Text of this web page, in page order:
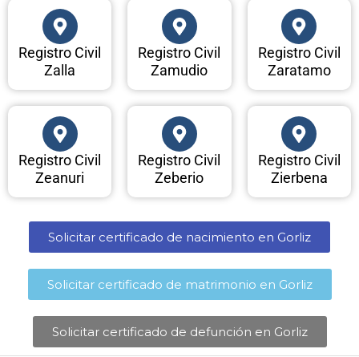
Registro Civil
Zalla
Registro Civil
Zamudio
Registro Civil
Zaratamo
Registro Civil
Zeanuri
Registro Civil
Zeberio
Registro Civil
Zierbena
Solicitar certificado de nacimiento en Gorliz​
Solicitar certificado de matrimonio en Gorliz​
Solicitar certificado de defunción en Gorliz​